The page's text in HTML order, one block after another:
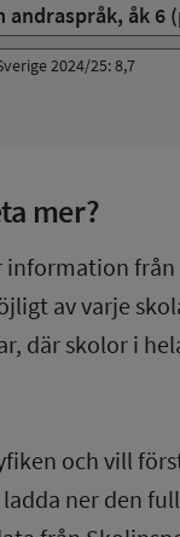
andraspråk, åk 6
2024/25: 8,7
mer?
information
av varje
där skolor i
och vill
ner den